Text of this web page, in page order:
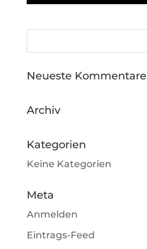
Neueste Kommentare
Archiv
Kategorien
Keine Kategorien
Meta
Anmelden
Eintrags-Feed